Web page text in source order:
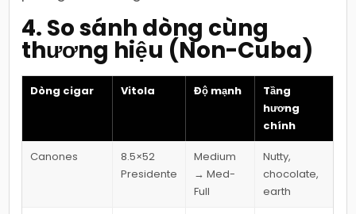
4. So sánh dòng cùng
thương hiệu (Non-Cuba)
Dòng cigar Vitola Độ mạnh
Tầng
hương
chính
Canones
8.5×52
Presidente
Medium
→ Med-
Full
Nutty,
chocolate,
earth